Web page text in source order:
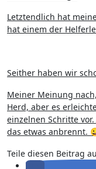
Letztendlich hat
hat einem der
Seither haben wir
Meiner Meinung
Herd, aber es
einzelnen Schritte
das etwas anbrennt.
Teile diesen Beitrag